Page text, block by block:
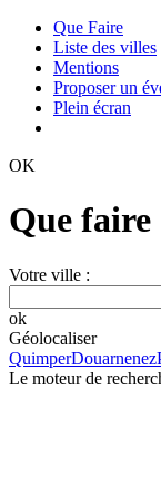
Que Faire
Liste des villes
Mentions
Proposer un
Plein écran
OK
Que faire
Votre ville :
ok
Géolocaliser
QuimperDouarnenez
Le moteur de